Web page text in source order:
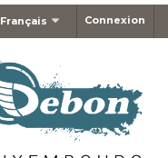
Connexion
Français